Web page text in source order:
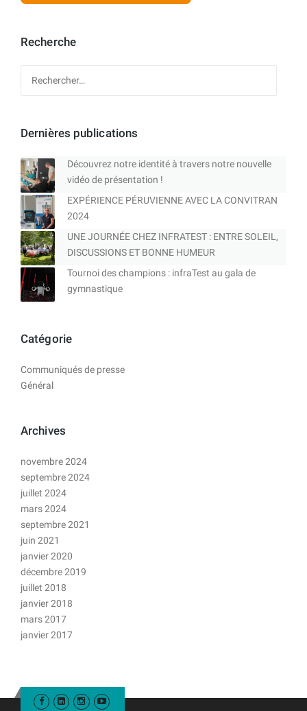
Recherche
Dernières publications
Découvrez notre identité à travers notre nouvelle
vidéo de présentation !
EXPÉRIENCE PÉRUVIENNE AVEC LA CONVITRAN
2024
UNE JOURNÉE CHEZ INFRATEST : ENTRE SOLEIL,
DISCUSSIONS ET BONNE HUMEUR
Tournoi des champions : infraTest au gala de
gymnastique
Catégorie
Communiqués de presse
Général
Archives
novembre 2024
septembre 2024
juillet 2024
mars 2024
septembre 2021
juin 2021
janvier 2020
décembre 2019
juillet 2018
janvier 2018
mars 2017
janvier 2017